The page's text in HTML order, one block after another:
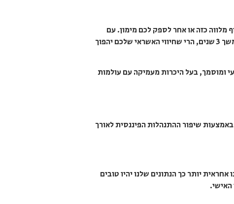
מלווה כזה או אחר לספק לכם מימון. עם
זאת, על פי תקנה מיוחדת שנכללת בחוק נתוני האשראי, במידה ותוכיחו כי התנהלתם נכון ברמה הפיננסית במשך 3 שנים, הרי שחיווי האשראי שלכם יהפוך
ומוסמך, בעל היכרות מעמיקה עם עולמות
שיפור ההתנהלות הפיננסית לאורך
יותר כך הנתונים שלנו יהיו טובים
האישי.